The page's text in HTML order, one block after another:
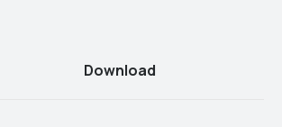
Download